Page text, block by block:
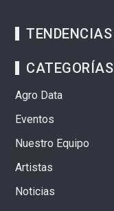
TENDENCIAS
CATEGORÍAS
Agro Data
Eventos
Nuestro Equipo
Artistas
Noticias